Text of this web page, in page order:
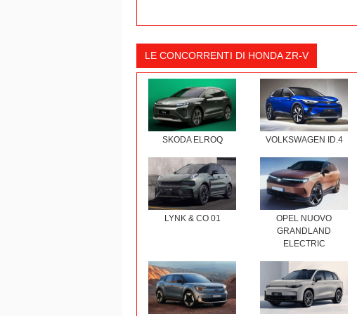
LE CONCORRENTI DI HONDA ZR-V
SKODA ELROQ VOLKSWAGEN ID.4
LYNK & CO 01
OPEL NUOVO
GRANDLAND
ELECTRIC